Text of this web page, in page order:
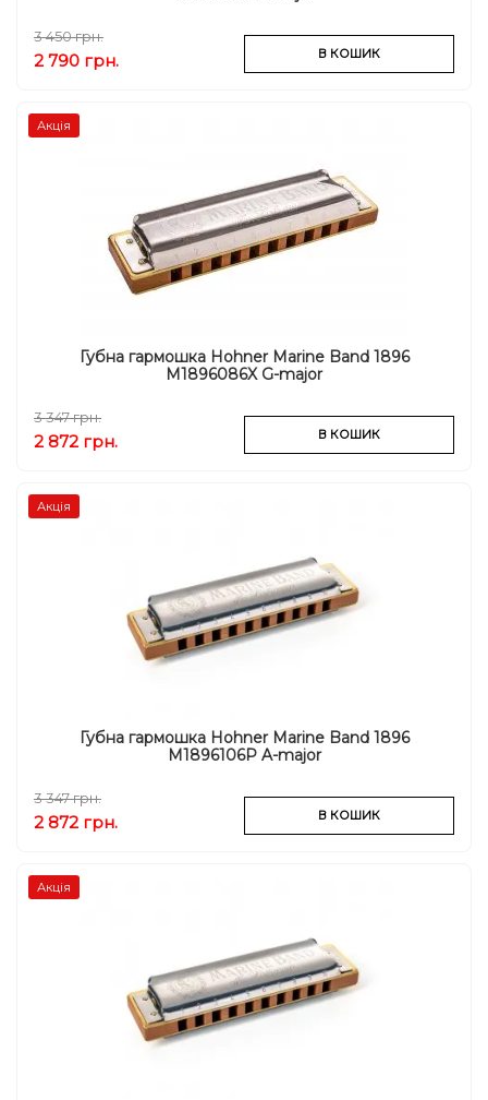
3 450 грн.
2 790 грн. В КОШИК
Акція
Губна гармошка Hohner Marine Band 1896
M1896086X G-major
3 347 грн.
2 872 грн. В КОШИК
Акція
Губна гармошка Hohner Marine Band 1896
M1896106P A-major
3 347 грн.
2 872 грн. В КОШИК
Акція